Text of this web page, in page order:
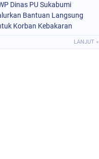
Dinas PU Sukabumi
Bantuan Langsung
Korban Kebakaran
LANJUT »